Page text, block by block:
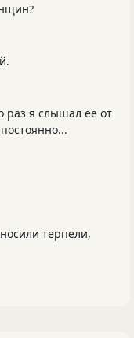
раз я слышал ее от
терпели,